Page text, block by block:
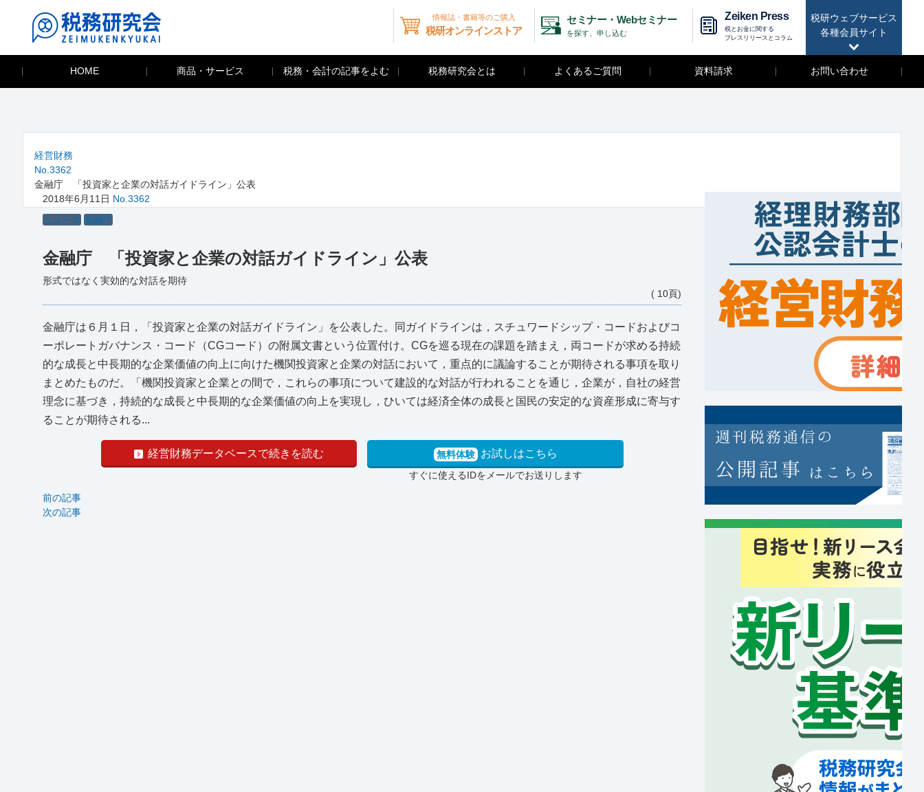
税研ウェブサービス
各種会員サイト
情報誌・書籍等のご購入
税研オンラインストア
セミナー・Webセミナー
を探す、申し込む
Zeiken Press
税とお金に関する
プレスリリースとコラム
HOME 商品・サービス 税務・会計の記事をよむ 税務研究会とは よくあるご質問 資料請求 お問い合わせ
経営財務
No.3362
金融庁 「投資家と企業の対話ガイドライン」公表
2018年6月11日 No.3362
ニュース 金融庁
金融庁 「投資家と企業の対話ガイドライン」公表
形式ではなく実効的な対話を期待
( 10頁)
金融庁は６月１日，「投資家と企業の対話ガイドライン」を公表した。同ガイドラインは，スチュワードシップ・コードおよびコ
ーポレートガバナンス・コード（CGコード）の附属文書という位置付け。CGを巡る現在の課題を踏まえ，両コードが求める持続
的な成長と中長期的な企業価値の向上に向けた機関投資家と企業の対話において，重点的に議論することが期待される事項を取り
まとめたものだ。「機関投資家と企業との間で，これらの事項について建設的な対話が行われることを通じ，企業が，自社の経営
理念に基づき，持続的な成長と中長期的な企業価値の向上を実現し，ひいては経済全体の成長と国民の安定的な資産形成に寄与す
ることが期待される...
経営財務データベースで続きを読む 無料体験 お試しはこちら
すぐに使えるIDをメールでお送りします
前の記事
次の記事